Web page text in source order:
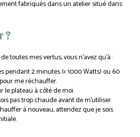
fabriqués dans un atelier situé dans
?
toutes mes vertus, vous n’avez qu’à :
pendant 2 minutes (< 1000 Watts) ou 60
me réchauffer.
le plateau à côté de moi.
pas trop chaude avant de m’utiliser.
à nouveau, attendez que je sois